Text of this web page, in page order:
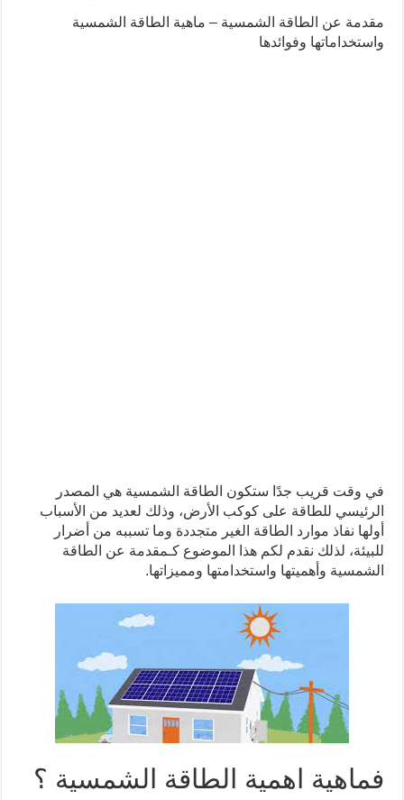
مقدمة عن الطاقة الشمسية – ماهية الطاقة الشمسية
واستخداماتها وفوائدها
في وقت قريب جدًا ستكون الطاقة الشمسية هي المصدر
الرئيسي للطاقة على كوكب الأرض، وذلك لعديد من الأسباب
أولها نفاذ موارد الطاقة الغير متجددة وما تسببه من أضرار
للبيئة، لذلك نقدم لكم هذا الموضوع كـمقدمة عن الطاقة
الشمسية وأهميتها واستخدامتها ومميزاتها.
فماهية اهمية الطاقة الشمسية ؟